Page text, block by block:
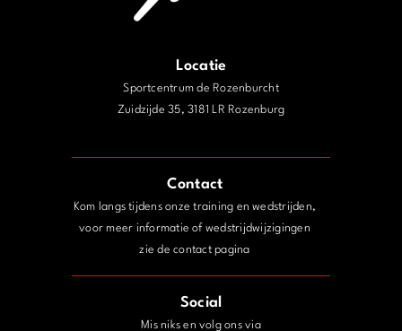
Locatie
Sportcentrum de Rozenburcht
Zuidzijde 35, 3181 LR Rozenburg
Contact
Kom langs tijdens onze training en wedstrijden,
voor meer informatie of wedstrijdwijzigingen
zie de contact pagina
Social
Mis niks en volg ons via